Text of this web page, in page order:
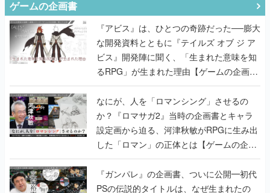
ゲームの企画書
『アビス』は、ひとつの奇跡だった──膨大
な開発資料とともに『テイルズ オブ ジ ア
ビス』開発陣に聞く、「生まれた意味を知
るRPG」が生まれた理由【ゲームの企画
書】
なにが、人を「ロマンシング」させるの
か？『ロマサガ2』当時の企画書とキャラ
設定画から迫る、河津秋敏がRPGに生み出
した「ロマン」の正体とは【ゲームの企画
書】
『ガンパレ』の企画書、ついに公開━初代
PSの伝説的タイトルは、なぜ生まれたの